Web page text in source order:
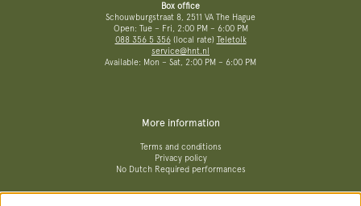
Box office
Schouwburgstraat 8, 2511 VA The Hague
Open: Tue – Fri, 2:00 PM – 6:00 PM
088 356 5 356(local rate) Teletolk
service@hnt.nl
Available: Mon – Sat, 2:00 PM – 6:00 PM
More information
Terms and conditions
Privacy policy
No Dutch Required performances